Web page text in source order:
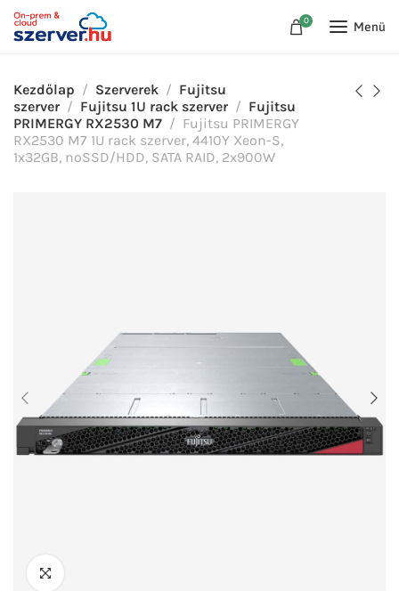
0 Menü
Kezdőlap Szerverek
Fujitsu
szerver
Fujitsu 1U rack szerver
Fujitsu
PRIMERGY RX2530 M7
Fujitsu PRIMERGY
RX2530 M7 1U rack szerver, 4410Y Xeon-S,
1x32GB, noSSD/HDD, SATA RAID, 2x900W